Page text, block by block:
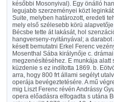
későbbi Mosonyival). Egy önálló
legujabb szerzeményei közt
Suite, melyben határozott, eredeti
mely első szélesebb körü
Bécsbe tette át lakását, hol
hangverseny-nyitányával; a
késett bemutatni Erkel Ferenc
Mosenthal Sába királynője c.
megzenésítéséhez. E munkája alatt
küzdenie s ez indította 1869. b.
arra, hogy 800 frt állami segélyt
operája bevégeztetésére. A mű
mig Liszt Ferenc révén Andrássy
opera előadásra elfogadta s utána